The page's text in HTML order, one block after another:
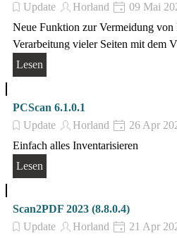
Update
Horland
09 Mai
Neue Funktion zur Vermeidung
Verarbeitung vieler Seiten mit dem
Lesen
PCScan 6.1.0.1
Update
Horland
26 Apr
Einfach alles Inventarisieren
Lesen
Scan2PDF 2023 (8.8.0.4)
Update
Horland
21 Apr